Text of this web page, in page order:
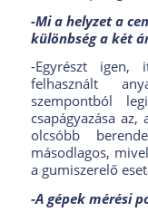
-Mi a helyzet a
különbség a két
-Egyrészt
felhasznált
szempontból
csapágyazása
olcsóbb
másodlagos,
a gumiszerelő
-A gépek mérési